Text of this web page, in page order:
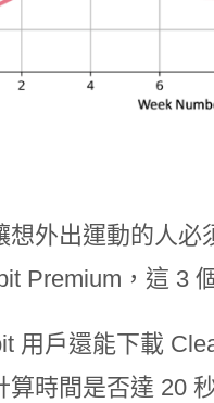
想外出運動的人必
Premium，這 3
用戶還能下載
算時間是否達 20